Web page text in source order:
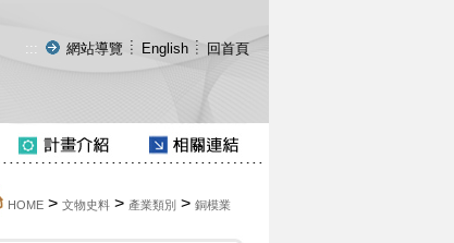
::: 網站導覽 English 回首頁
HOME> 文物史料> 產業類別 > 銅模業